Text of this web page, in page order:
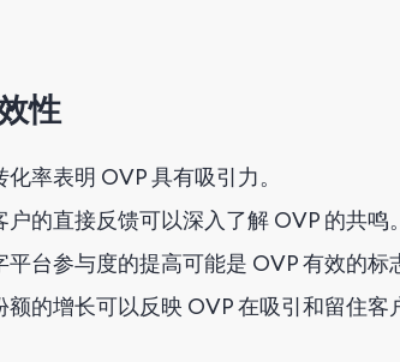
性
率表明 OVP 具有吸引力。
户的直接反馈可以深入了解 OVP 的共鸣。
平台参与度的提高可能是 OVP 有效的标
额的增长可以反映 OVP 在吸引和留住客